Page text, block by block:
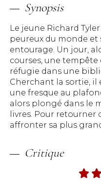
Synopsis
Le jeune Richard
peureux du monde et
entourage. Un jour,
courses, une tempête
réfugie dans une
Cherchant la sortie, il
une fresque au
alors plongé dans le
livres. Pour retourner
affronter sa plus
Critique